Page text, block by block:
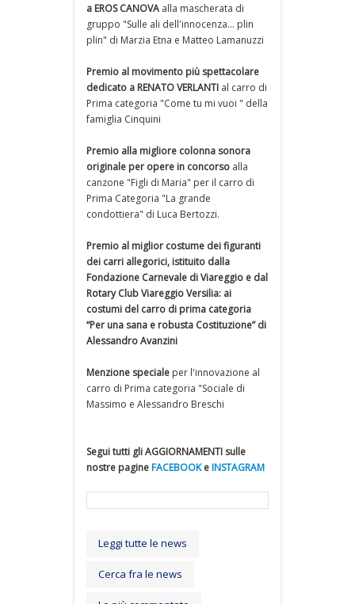
a EROS CANOVA alla mascherata di
gruppo "Sulle ali dell'innocenza... plin
plin" di Marzia Etna e Matteo Lamanuzzi
Premio al movimento più spettacolare
dedicato a RENATO VERLANTI al carro di
Prima categoria "Come tu mi vuoi " della
famiglia Cinquini
Premio alla migliore colonna sonora
originale per opere in concorso alla
canzone "Figli di Maria" per il carro di
Prima Categoria "La grande
condottiera" di Luca Bertozzi.
Premio al miglior costume dei figuranti
dei carri allegorici, istituito dalla
Fondazione Carnevale di Viareggio e dal
Rotary Club Viareggio Versilia: ai
costumi del carro di prima categoria
“Per una sana e robusta Costituzione” di
Alessandro Avanzini
Menzione speciale per l'innovazione al
carro di Prima categoria "Sociale di
Massimo e Alessandro Breschi
Segui tutti gli AGGIORNAMENTI sulle
nostre pagineFACEBOOKeINSTAGRAM
Leggi tutte le news
Cerca fra le news